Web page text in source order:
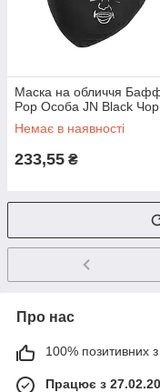
Маска на обличчя
Pop Особа JN Black
Немає в наявності
233,55 ₴
Про нас
100% позитивних з
Працює з